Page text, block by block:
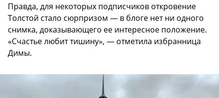
Правда, для некоторых подписчиков откровение
Толстой стало сюрпризом — в блоге нет ни одного
снимка, доказывающего ее интересное положение.
«Счастье любит тишину», — отметила избранница
Димы.